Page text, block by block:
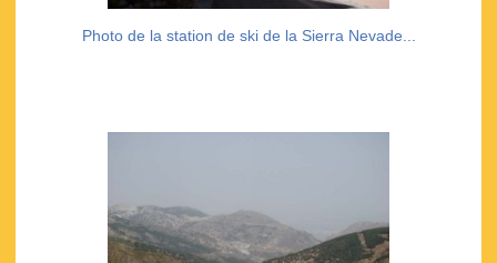
Photo de la station de ski de la Sierra Nevade...